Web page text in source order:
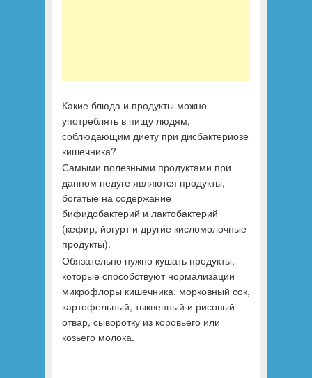
Какие блюда и продукты можно
употреблять в пищу людям,
соблюдающим диету при дисбактериозе
кишечника?
Самыми полезными продуктами при
данном недуге являются продукты,
богатые на содержание
бифидобактерий и лактобактерий
(кефир, йогурт и другие кисломолочные
продукты).
Обязательно нужно кушать продукты,
которые способствуют нормализации
микрофлоры кишечника: морковный сок,
картофельный, тыквенный и рисовый
отвар, сыворотку из коровьего или
козьего молока.